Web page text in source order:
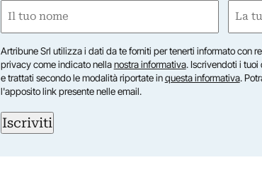
Nome
First
Email
Artribune Srl utilizza i dati da te forniti per tenerti informato con
privacy come indicato nellanostra informativa. Iscrivendoti i tuoi
e trattati secondo le modalità riportate inquesta informativa.
l'apposito link presente nelle email.
Iscriviti